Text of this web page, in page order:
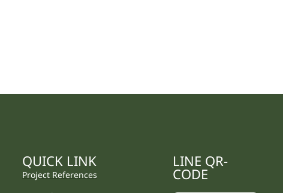
QUICK LINK
Project References
LINE QR-
CODE